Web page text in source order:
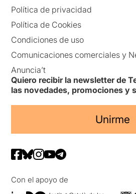
Política de privacidad
Política de Cookies
Condiciones de uso
Comunicaciones comerciales y
Anuncia’t
Quiero recibir la newsletter de
las novedades, promociones y
Unirme
Con el apoyo de